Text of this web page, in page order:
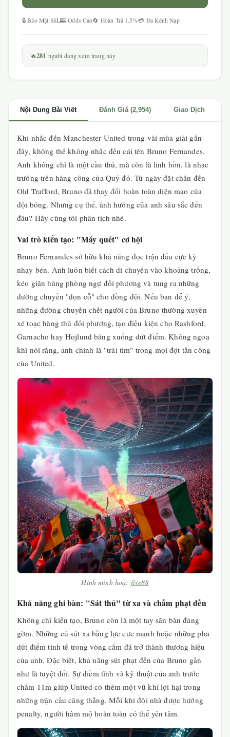
🔒 Bảo Mật SSL🎰 Odds Cao🔄 Hoàn Trả 1.5%💳 Đa Kênh Nạp
🔥281 người đang xem trang này
Nội Dung Bài Viết Đánh Giá (2,954) Giao Dịch
Khi nhắc đến Manchester United trong vài mùa giải gần
đây, không thể không nhắc đến cái tên Bruno Fernandes.
Anh không chỉ là một cầu thủ, mà còn là linh hồn, là nhạc
trưởng trên hàng công của Quỷ đỏ. Từ ngày đặt chân đến
Old Trafford, Bruno đã thay đổi hoàn toàn diện mạo của
đội bóng. Nhưng cụ thể, ảnh hưởng của anh sâu sắc đến
đâu? Hãy cùng tôi phân tích nhé.
Vai trò kiến tạo: "Máy quét" cơ hội
Bruno Fernandes sở hữu khả năng đọc trận đấu cực kỳ
nhạy bén. Anh luôn biết cách di chuyển vào khoảng trống,
kéo giãn hàng phòng ngự đối phương và tung ra những
đường chuyền "dọn cỗ" cho đồng đội. Nếu bạn để ý,
những đường chuyền chết người của Bruno thường xuyên
xé toạc hàng thủ đối phương, tạo điều kiện cho Rashford,
Garnacho hay Hojlund băng xuống dứt điểm. Không ngoa
khi nói rằng, anh chính là "trái tim" trong mọi đợt tấn công
của United.
Hình minh hoạ: five88
Khả năng ghi bàn: "Sát thủ" từ xa và chấm phạt đền
Không chỉ kiến tạo, Bruno còn là một tay săn bàn đáng
gờm. Những cú sút xa bằng lực cực mạnh hoặc những pha
dứt điểm tinh tế trong vòng cấm đã trở thành thương hiệu
của anh. Đặc biệt, khả năng sút phạt đền của Bruno gần
như là tuyệt đối. Sự điềm tĩnh và kỹ thuật của anh trước
chấm 11m giúp United có thêm một vũ khí lợi hại trong
những trận cầu căng thẳng. Mỗi khi đội nhà được hưởng
penalty, người hâm mộ hoàn toàn có thể yên tâm.